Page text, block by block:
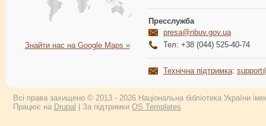
Знайти нас на Google Maps »
Пресслужба
presa@nbuv.gov.ua
Тел: +38 (044) 525-40-74
Технічна підтримка:
Всі права захищено © 2013 - 2026 Національна бібліотека України
Працює на Drupal | За підтримки OS Templates